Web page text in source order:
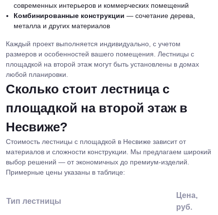
современных интерьеров и коммерческих помещений
Комбинированные конструкции — сочетание дерева,
металла и других материалов
Каждый проект выполняется индивидуально, с учетом
размеров и особенностей вашего помещения. Лестницы с
площадкой на второй этаж могут быть установлены в домах
любой планировки.
Сколько стоит лестница с
площадкой на второй этаж в
Несвиже?
Стоимость лестницы с площадкой в Несвиже зависит от
материалов и сложности конструкции. Мы предлагаем широкий
выбор решений — от экономичных до премиум-изделий.
Примерные цены указаны в таблице:
Тип лестницы
Цена,
руб.